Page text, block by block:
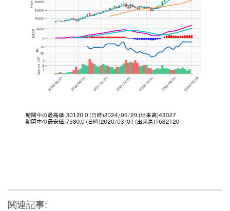
関連記事: